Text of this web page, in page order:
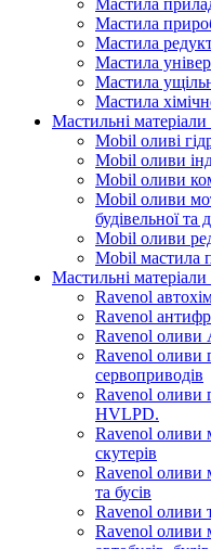
Мастила
Мастила
Мастила
Мастила
Мастила
Мастила
Мастильні
Mobil оливі
Mobil оливи
Mobil оливи
Mobil оливи
будівельної та
Mobil оливи
Mobil мастила
Мастильні
Ravenol
Ravenol
Ravenol оливи
Ravenol оливи
сервоприводів
Ravenol оливи
HVLPD.
Ravenol оливи
скутерів
Ravenol оливи
та бусів
Ravenol оливи
Ravenol оливи